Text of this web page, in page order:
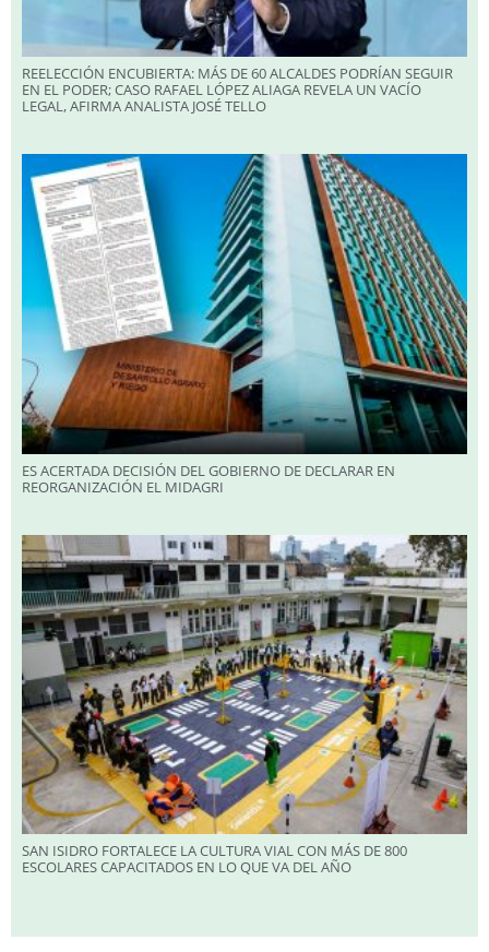
REELECCIÓN ENCUBIERTA: MÁS DE 60 ALCALDES PODRÍAN SEGUIR
EN EL PODER; CASO RAFAEL LÓPEZ ALIAGA REVELA UN VACÍO
LEGAL, AFIRMA ANALISTA JOSÉ TELLO
ES ACERTADA DECISIÓN DEL GOBIERNO DE DECLARAR EN
REORGANIZACIÓN EL MIDAGRI
SAN ISIDRO FORTALECE LA CULTURA VIAL CON MÁS DE 800
ESCOLARES CAPACITADOS EN LO QUE VA DEL AÑO